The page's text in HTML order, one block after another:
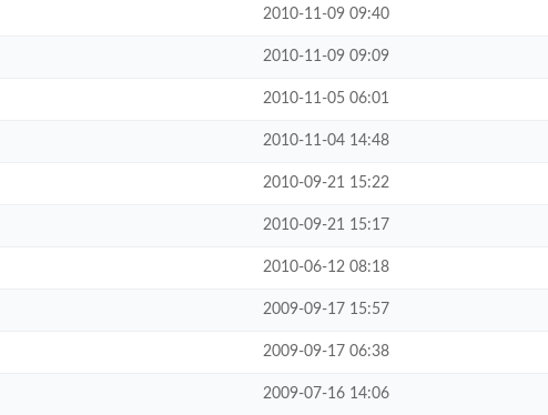
2010-11-09 09:40
2010-11-09 09:09
2010-11-05 06:01
2010-11-04 14:48
2010-09-21 15:22
2010-09-21 15:17
2010-06-12 08:18
2009-09-17 15:57
2009-09-17 06:38
2009-07-16 14:06